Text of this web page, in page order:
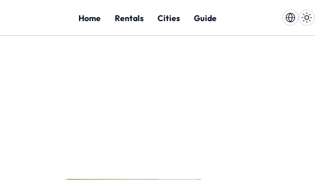
Home Rentals Cities Guide